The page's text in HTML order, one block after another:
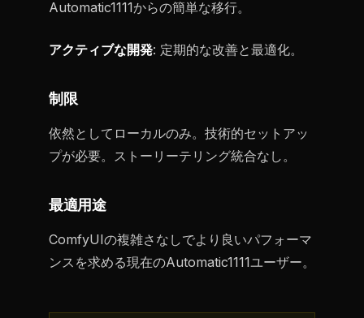
Automatic1111からの簡単な移行。
アクティブな開発: 定期的な改善と最適化。
制限
依然としてローカルのみ。技術的セットアッ
プが必要。ストーリーテリング統合なし。
最適用途
ComfyUIの複雑さなしでより良いパフォーマ
ンスを求める現在のAutomatic1111ユーザー。